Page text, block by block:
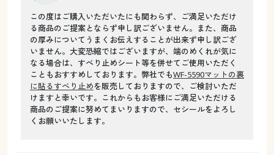
この度はご購入いただいたにも関わらず、ご満足いただけ
る商品のご提案とならず申し訳ございません。また、商品
の厚みについてうまくお伝えすることが出来ず申し訳ござ
いません。大変恐縮ではございますが、端のめくれが気に
なる場合は、すべり止めシート等を併せてご使用いただく
こともおすすめしております。弊社でもWF-5590マットの裏
に貼るすべり止めを販売しておりますので、ご検討いただ
けますと幸いです。これからもお客様にご満足いただける
商品のご提案に努めてまいりますので、セシールをよろし
くお願いいたします。